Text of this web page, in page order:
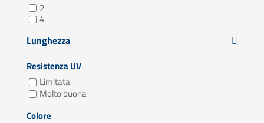
2
4
Lunghezza
Resistenza UV
Limitata
Molto buona
Colore